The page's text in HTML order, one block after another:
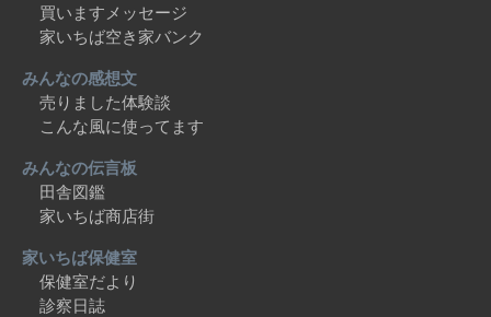
買いますメッセージ
家いちば空き家バンク
みんなの感想文
売りました体験談
こんな風に使ってます
みんなの伝言板
田舎図鑑
家いちば商店街
家いちば保健室
保健室だより
診察日誌